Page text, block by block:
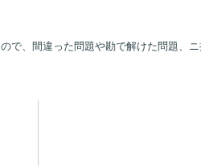
、間違った問題や勘で解けた問題、